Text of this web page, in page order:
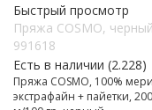
Быстрый просмотр
Пряжа COSMO,
991618
Есть в наличии (2.228)
Пряжа COSMO, 100%
экстрафайн + пайетки, 200